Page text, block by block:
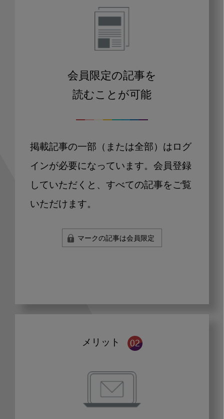
会員限定の記事を
読むことが可能
掲載記事の一部（または全部）はログ
インが必要になっています。会員登録
していただくと、すべての記事をご覧
いただけます。
マークの記事は会員限定
メリット